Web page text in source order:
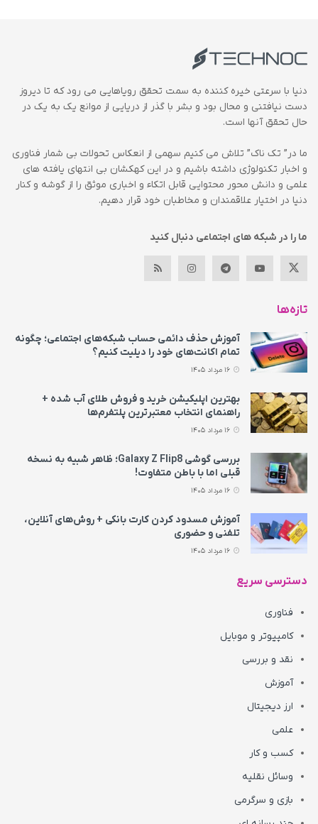
دنیا با سرعتی خیره کننده به سمت تحقق رویاهایی می رود که تا دیروز
دست نیافتنی و محال بود و بشر با گذر از دریایی از موانع یک به یک در
حال تحقق آنها است.
ما در” تک ناک” تلاش می کنیم سهمی از انعکاس تحولات بی شمار فناوری
و اخبار تکنولوژی داشته باشیم و در این کهکشان بی انتهای یافته های
علمی و دانش محور محتوایی قابل اتکاء و اخباری موثق را از گوشه و کنار
دنیا در اختیار علاقمندان و مخاطبان خود قرار دهیم.
ما را در شبکه های اجتماعی دنبال کنید
تازه‌ها
آموزش حذف دائمی حساب شبکه‌های اجتماعی؛ چگونه
تمام اکانت‌های خود را دیلیت کنیم؟
بهترین اپلیکیشن خرید و فروش طلای آب شده +
راهنمای انتخاب معتبرترین پلتفرم‌ها
بررسی گوشی Galaxy Z Flip8؛ ظاهر شبیه به نسخه
قبلی اما با باطن متفاوت!
آموزش مسدود کردن کارت بانکی + روش‌های آنلاین،
تلفنی و حضوری
دسترسی سریع
فناوری
کامپیوتر و موبایل
نقد و بررسی
آموزش
ارز دیجیتال
علمی
کسب و کار
وسائل نقلیه
بازی و سرگرمی